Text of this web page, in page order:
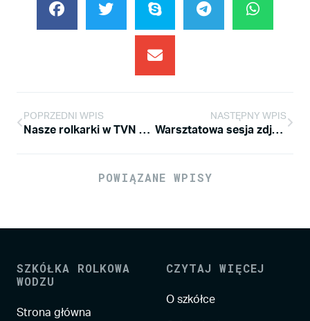
POPRZEDNI WPIS
Nasze rolkarki w TVN w ten czwartek !!!
NASTĘPNY WPIS
Warsztatowa sesja zdjeciowa
POWIĄZANE WPISY
SZKÓŁKA ROLKOWA
WODZU
Strona główna
CZYTAJ WIĘCEJ
O szkółce